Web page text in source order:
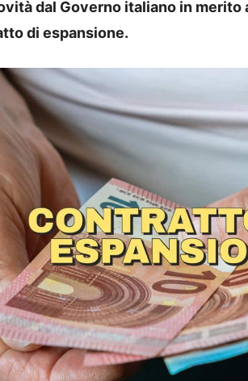
dal Governo italiano in
di espansione.